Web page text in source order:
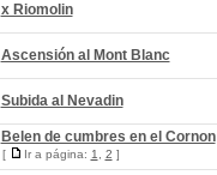
x Riomolin
Ascensión al Mont Blanc
Subida al Nevadin
Belen de cumbres en el Cornon
[ Ir a página: 1 2 ]